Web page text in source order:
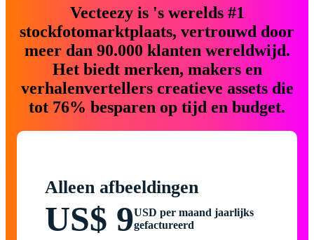
Vecteezy is 's werelds #1
stockfotomarktplaats, vertrouwd door
meer dan 90.000 klanten wereldwijd.
Het biedt merken, makers en
verhalenvertellers creatieve assets die
tot 76% besparen op tijd en budget.
Alleen afbeeldingen
US$ 9USD per maand jaarlijks
gefactureerd